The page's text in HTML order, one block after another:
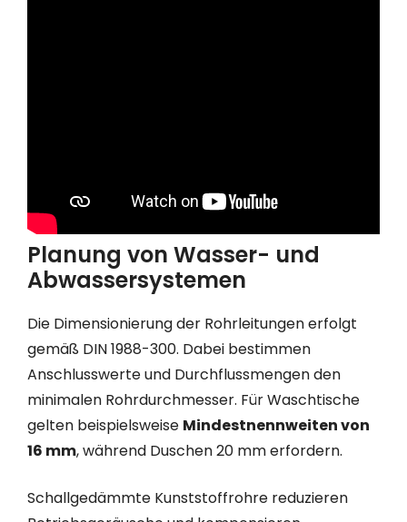
Planung von Wasser- und
Abwassersystemen
Die Dimensionierung der Rohrleitungen erfolgt
gemäß DIN 1988-300. Dabei bestimmen
Anschlusswerte und Durchflussmengen den
minimalen Rohrdurchmesser. Für Waschtische
gelten beispielsweise Mindestnennweiten von
16 mm, während Duschen 20 mm erfordern.
Schallgedämmte Kunststoffrohre reduzieren